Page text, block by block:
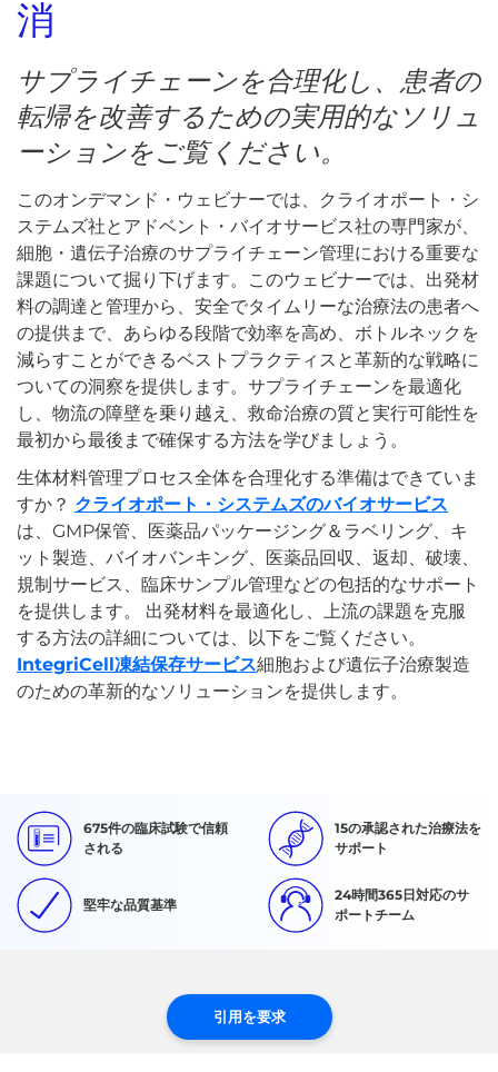
消
サプライチェーンを合理化し、患者の
転帰を改善するための実用的なソリュ
ーションをご覧ください。
このオンデマンド・ウェビナーでは、クライオポート・シ
ステムズ社とアドベント・バイオサービス社の専門家が、
細胞・遺伝子治療のサプライチェーン管理における重要な
課題について掘り下げます。このウェビナーでは、出発材
料の調達と管理から、安全でタイムリーな治療法の患者へ
の提供まで、あらゆる段階で効率を高め、ボトルネックを
減らすことができるベストプラクティスと革新的な戦略に
ついての洞察を提供します。サプライチェーンを最適化
し、物流の障壁を乗り越え、救命治療の質と実行可能性を
最初から最後まで確保する方法を学びましょう。
生体材料管理プロセス全体を合理化する準備はできていま
すか？ クライオポート・システムズのバイオサービス
は、GMP保管、医薬品パッケージング＆ラベリング、キ
ット製造、バイオバンキング、医薬品回収、返却、破壊、
規制サービス、臨床サンプル管理などの包括的なサポート
を提供します。 出発材料を最適化し、上流の課題を克服
する方法の詳細については、以下をご覧ください。
IntegriCell凍結保存サービス細胞および遺伝子治療製造
のための革新的なソリューションを提供します。
675件の臨床試験で信頼
される
15の承認された治療法を
サポート
堅牢な品質基準
24時間365日対応のサ
ポートチーム
引用を要求